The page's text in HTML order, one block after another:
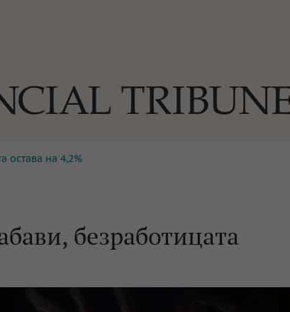
остава на 4,2%
безработицата